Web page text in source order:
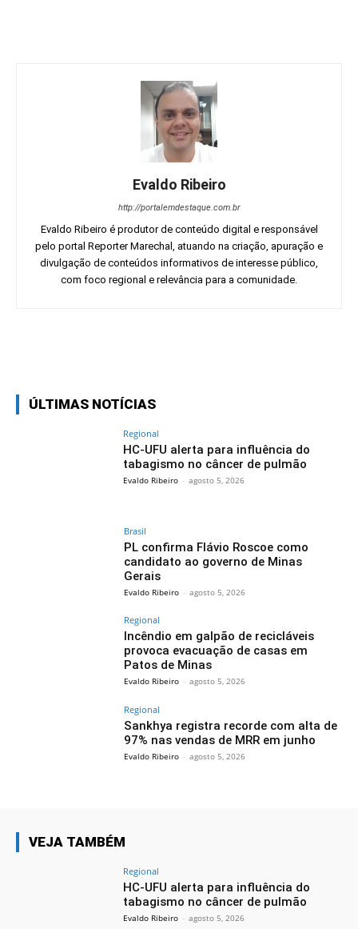
Evaldo Ribeiro
http://portalemdestaque.com.br
Evaldo Ribeiro é produtor de conteúdo digital e responsável
pelo portal Reporter Marechal, atuando na criação, apuração e
divulgação de conteúdos informativos de interesse público,
com foco regional e relevância para a comunidade.
ÚLTIMAS NOTÍCIAS
Regional
HC‑UFU alerta para influência do
tabagismo no câncer de pulmão
Evaldo Ribeiro - agosto 5, 2026
Brasil
PL confirma Flávio Roscoe como
candidato ao governo de Minas
Gerais
Evaldo Ribeiro - agosto 5, 2026
Regional
Incêndio em galpão de recicláveis
provoca evacuação de casas em
Patos de Minas
Evaldo Ribeiro - agosto 5, 2026
Regional
Sankhya registra recorde com alta de
97% nas vendas de MRR em junho
Evaldo Ribeiro - agosto 5, 2026
VEJA TAMBÉM
Regional
HC‑UFU alerta para influência do
tabagismo no câncer de pulmão
Evaldo Ribeiro - agosto 5, 2026